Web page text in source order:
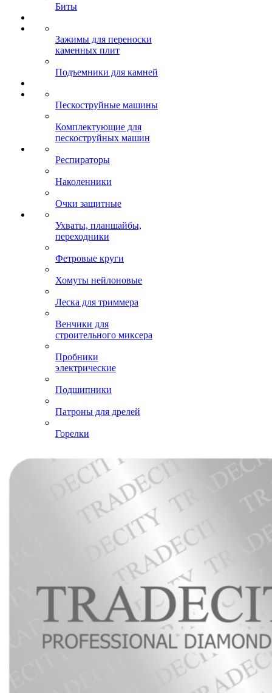
Биты
Зажимы для переноски
каменных плит
Подъемники для камней
Пескоструйные машины
Комплектующие для
пескоструйных машин
Респираторы
Наколенники
Очки защитные
Ухваты, планшайбы,
переходники
Фетровые круги
Хомуты нейлоновые
Леска для триммера
Венчики для
строительного миксера
Пробники
электрические
Подшипники
Патроны для дрелей
Горелки